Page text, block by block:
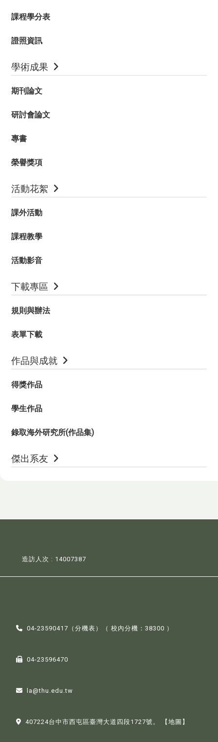
課程學分表
證照資訊
學術成果
期刊論文
研討會論文
專書
榮譽獎項
活動花絮
課外活動
課程教學
活動影音
下載專區
規則與辦法
表單下載
作品與成就
得獎作品
學生作品
錄取海外研究所(作品集)
傑出系友
造訪人次 : 14007387
04-23590417（分機表 ）（ 校內分機：38300 ）
04-23596470
la@thu.edu.tw
407224台中市西屯區臺灣大道四段1727號。 【地圖】